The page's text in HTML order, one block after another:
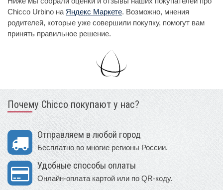
Chicco Urbino на Яндекс Маркете. Возможно, мнения
родителей, которые уже совершили покупку, помогут вам
принять правильное решение.
Почему Chicco покупают у нас?
Отправляем в любой город
Бесплатно во многие регионы России.
Удобные способы оплаты
Онлайн-оплата картой или по QR-коду.